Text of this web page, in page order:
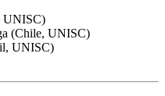
UNISC)
(Chile, UNISC)
UNISC)